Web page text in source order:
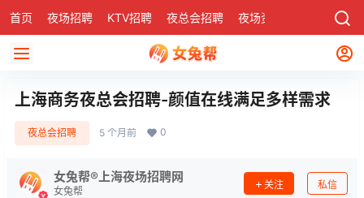
首页 夜场招聘 KTV招聘 夜总会招聘 夜场资讯 社区
上海商务夜总会招聘-颜值在线满足多样需求
夜总会招聘 5 个月前 0
女兔帮®上海夜场招聘网
女兔帮
关注 私信